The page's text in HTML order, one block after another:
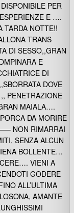
PER
E ….
TARDA NOTTE!!
TRANS
DI SESSO,,GRAN
E
DI
DOVE
PENETRAZIONE
MAIALA….
DA MORIRE
NON RIMARRAI
SENZA ALCUN
BOLLENTE…
VIENI A
GODERE
ALL’ULTIMA
AMANTE